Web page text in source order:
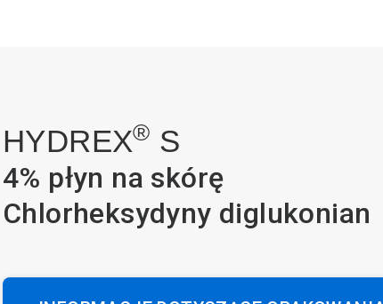
HYDREX® S
4% płyn na skórę
Chlorheksydyny diglukonian